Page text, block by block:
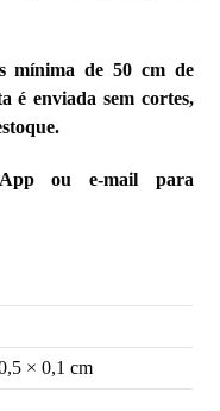
mínima de 50 cm de
é enviada sem cortes,
ou e-mail para
× 0,1 cm